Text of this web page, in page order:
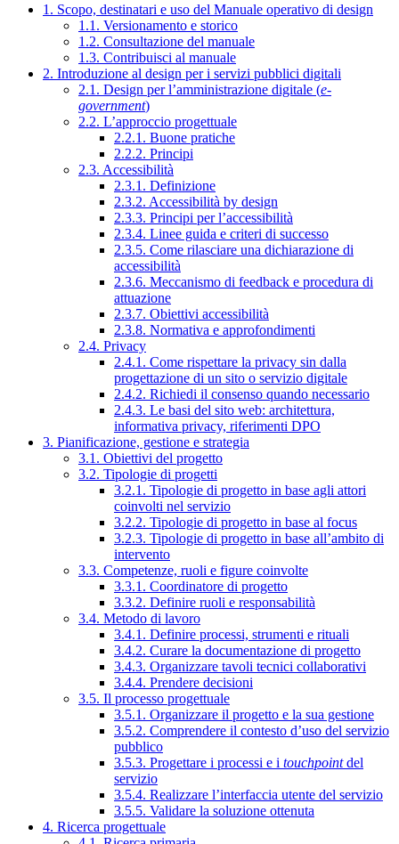
1. Scopo, destinatari e uso del Manuale operativo di design
1.1. Versionamento e storico
1.2. Consultazione del manuale
1.3. Contribuisci al manuale
2. Introduzione al design per i servizi pubblici digitali
2.1. Design per l’amministrazione digitale (e-
government)
2.2. L’approccio progettuale
2.2.1. Buone pratiche
2.2.2. Principi
2.3. Accessibilità
2.3.1. Definizione
2.3.2. Accessibilità by design
2.3.3. Principi per l’accessibilità
2.3.4. Linee guida e criteri di successo
2.3.5. Come rilasciare una dichiarazione di
accessibilità
2.3.6. Meccanismo di feedback e procedura di
attuazione
2.3.7. Obiettivi accessibilità
2.3.8. Normativa e approfondimenti
2.4. Privacy
2.4.1. Come rispettare la privacy sin dalla
progettazione di un sito o servizio digitale
2.4.2. Richiedi il consenso quando necessario
2.4.3. Le basi del sito web: architettura,
informativa privacy, riferimenti DPO
3. Pianificazione, gestione e strategia
3.1. Obiettivi del progetto
3.2. Tipologie di progetti
3.2.1. Tipologie di progetto in base agli attori
coinvolti nel servizio
3.2.2. Tipologie di progetto in base al focus
3.2.3. Tipologie di progetto in base all’ambito di
intervento
3.3. Competenze, ruoli e figure coinvolte
3.3.1. Coordinatore di progetto
3.3.2. Definire ruoli e responsabilità
3.4. Metodo di lavoro
3.4.1. Definire processi, strumenti e rituali
3.4.2. Curare la documentazione di progetto
3.4.3. Organizzare tavoli tecnici collaborativi
3.4.4. Prendere decisioni
3.5. Il processo progettuale
3.5.1. Organizzare il progetto e la sua gestione
3.5.2. Comprendere il contesto d’uso del servizio
pubblico
3.5.3. Progettare i processi e i touchpointdel
servizio
3.5.4. Realizzare l’interfaccia utente del servizio
3.5.5. Validare la soluzione ottenuta
4. Ricerca progettuale